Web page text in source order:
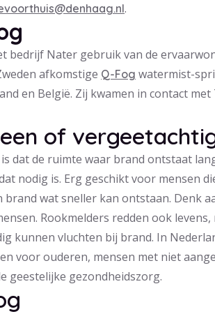
.
bedrijf Nater gebruik van de
afkomstige Q-Fog watermist-
en België. Zij kwamen in contact
of
dat de ruimte waar brand ontstaat
nodig is. Erg geschikt voor mensen
wat sneller kan ontstaan. Denk
Rookmelders redden ook
kunnen vluchten bij brand. In
voor ouderen, mensen met niet
geestelijke gezondheidszorg.